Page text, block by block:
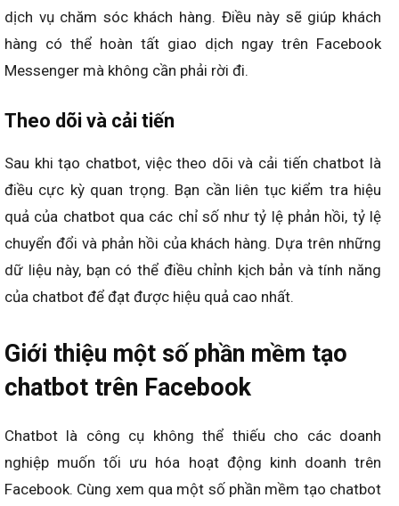
dịch vụ chăm sóc khách hàng. Điều này sẽ giúp khách
hàng có thể hoàn tất giao dịch ngay trên Facebook
Messenger mà không cần phải rời đi.
Theo dõi và cải tiến
Sau khi tạo chatbot, việc theo dõi và cải tiến chatbot là
điều cực kỳ quan trọng. Bạn cần liên tục kiểm tra hiệu
quả của chatbot qua các chỉ số như tỷ lệ phản hồi, tỷ lệ
chuyển đổi và phản hồi của khách hàng. Dựa trên những
dữ liệu này, bạn có thể điều chỉnh kịch bản và tính năng
của chatbot để đạt được hiệu quả cao nhất.
Giới thiệu một số phần mềm tạo
chatbot trên Facebook
Chatbot là công cụ không thể thiếu cho các doanh
nghiệp muốn tối ưu hóa hoạt động kinh doanh trên
Facebook. Cùng xem qua một số phần mềm tạo chatbot